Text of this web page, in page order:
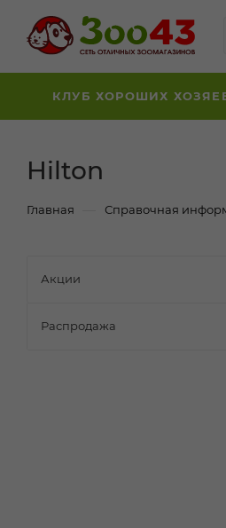
КЛУБ ХОРОШИХ
Hilton
Главная Справочная
Акции
Распродажа